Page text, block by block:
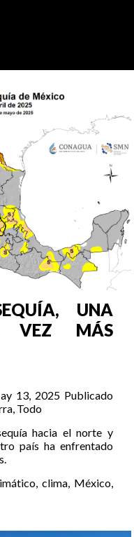
UNA
VEZ MÁS
13, 2025 Publicado
, Todo
hacia el norte y
país ha enfrentado
, clima, México,